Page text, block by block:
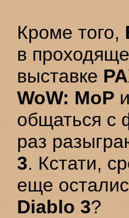
Кроме того,
в
выставке
WoW: MoP
общаться с
раз
3. Кстати,
еще
Diablo 3?